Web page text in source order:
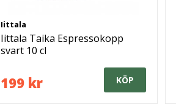
Iittala
Iittala Taika Espressokopp
svart 10 cl
199 kr KÖP